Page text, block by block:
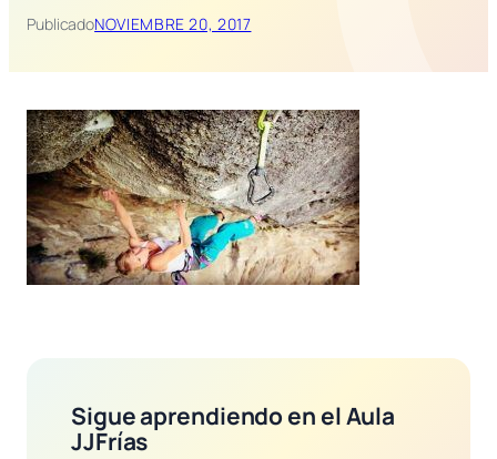
PublicadoNOVIEMBRE 20, 2017
Sigue aprendiendo en el Aula
JJFrías